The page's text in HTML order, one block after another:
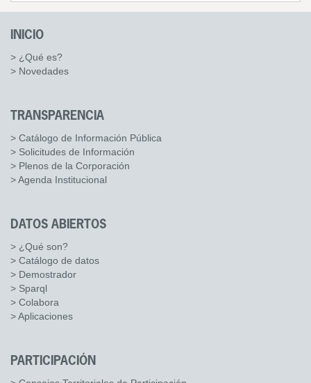
INICIO
> ¿Qué es?
> Novedades
TRANSPARENCIA
> Catálogo de Información Pública
> Solicitudes de Información
> Plenos de la Corporación
> Agenda Institucional
DATOS ABIERTOS
> ¿Qué son?
> Catálogo de datos
> Demostrador
> Sparql
> Colabora
> Aplicaciones
PARTICIPACIÓN